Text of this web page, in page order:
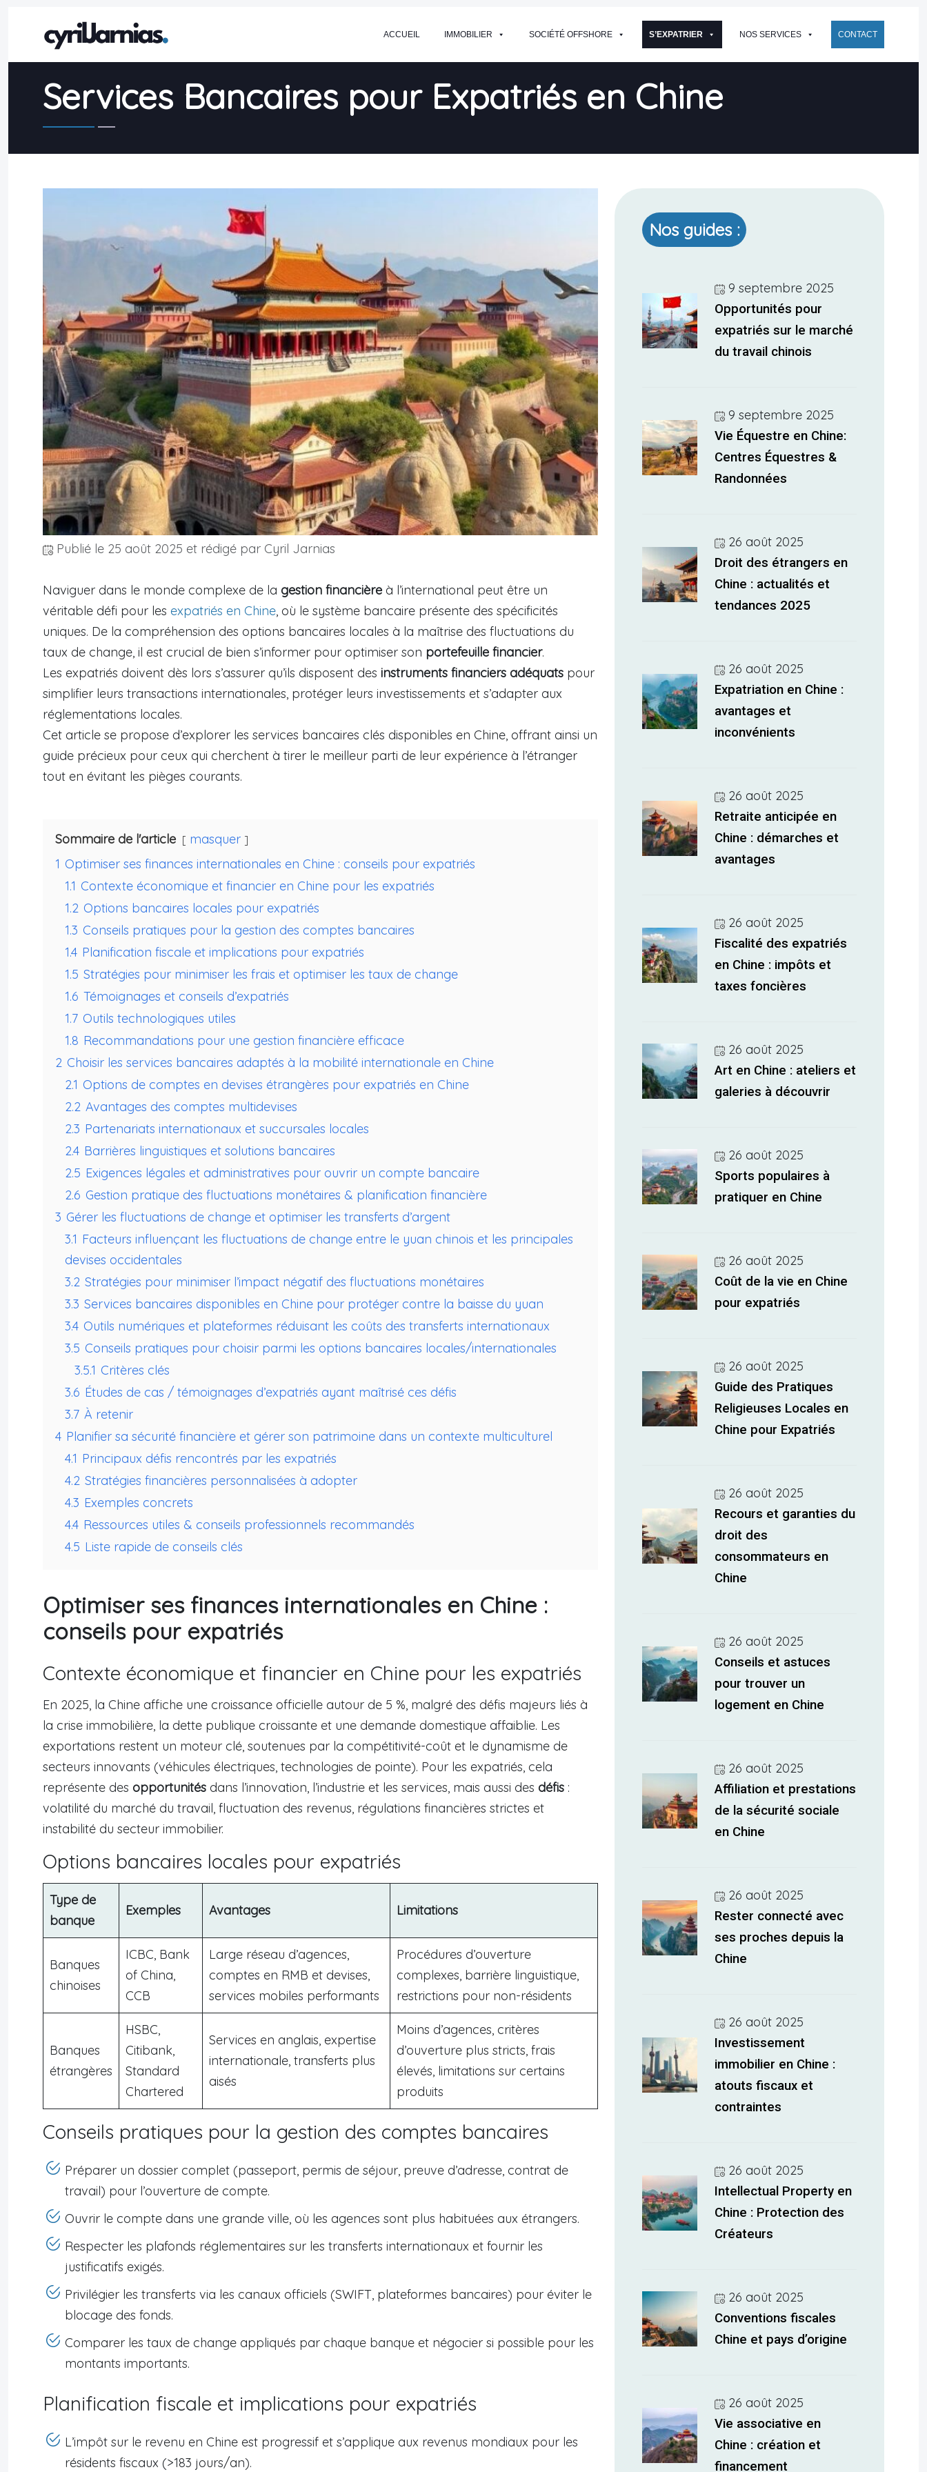
ACCUEIL IMMOBILIER SOCIÉTÉ OFFSHORE S’EXPATRIER NOS SERVICES CONTACT
Services Bancaires pour Expatriés en Chine
Publié le 25 août 2025 et rédigé par Cyril Jarnias
Naviguer dans le monde complexe de la gestion financière à l’international peut être un
véritable défi pour les expatriés en Chine, où le système bancaire présente des spécificités
uniques. De la compréhension des options bancaires locales à la maîtrise des fluctuations du
taux de change, il est crucial de bien s’informer pour optimiser son portefeuille financier.
Les expatriés doivent dès lors s’assurer qu’ils disposent des instruments financiers adéquats pour
simplifier leurs transactions internationales, protéger leurs investissements et s’adapter aux
réglementations locales.
Cet article se propose d’explorer les services bancaires clés disponibles en Chine, offrant ainsi un
guide précieux pour ceux qui cherchent à tirer le meilleur parti de leur expérience à l’étranger
tout en évitant les pièges courants.
Sommaire de l'article
masquer
1 Optimiser ses finances internationales en Chine : conseils pour expatriés
1.1 Contexte économique et financier en Chine pour les expatriés
1.2 Options bancaires locales pour expatriés
1.3 Conseils pratiques pour la gestion des comptes bancaires
1.4 Planification fiscale et implications pour expatriés
1.5 Stratégies pour minimiser les frais et optimiser les taux de change
1.6 Témoignages et conseils d’expatriés
1.7 Outils technologiques utiles
1.8 Recommandations pour une gestion financière efficace
2 Choisir les services bancaires adaptés à la mobilité internationale en Chine
2.1 Options de comptes en devises étrangères pour expatriés en Chine
2.2 Avantages des comptes multidevises
2.3 Partenariats internationaux et succursales locales
2.4 Barrières linguistiques et solutions bancaires
2.5 Exigences légales et administratives pour ouvrir un compte bancaire
2.6 Gestion pratique des fluctuations monétaires & planification financière
3 Gérer les fluctuations de change et optimiser les transferts d’argent
3.1 Facteurs influençant les fluctuations de change entre le yuan chinois et les principales
devises occidentales
3.2 Stratégies pour minimiser l’impact négatif des fluctuations monétaires
3.3 Services bancaires disponibles en Chine pour protéger contre la baisse du yuan
3.4 Outils numériques et plateformes réduisant les coûts des transferts internationaux
3.5 Conseils pratiques pour choisir parmi les options bancaires locales/internationales
3.5.1 Critères clés
3.6 Études de cas / témoignages d’expatriés ayant maîtrisé ces défis
3.7 À retenir
4 Planifier sa sécurité financière et gérer son patrimoine dans un contexte multiculturel
4.1 Principaux défis rencontrés par les expatriés
4.2 Stratégies financières personnalisées à adopter
4.3 Exemples concrets
4.4 Ressources utiles & conseils professionnels recommandés
4.5 Liste rapide de conseils clés
Optimiser ses finances internationales en Chine :
conseils pour expatriés
Contexte économique et financier en Chine pour les expatriés
En 2025, la Chine affiche une croissance officielle autour de 5 %, malgré des défis majeurs liés à
la crise immobilière, la dette publique croissante et une demande domestique affaiblie. Les
exportations restent un moteur clé, soutenues par la compétitivité-coût et le dynamisme de
secteurs innovants (véhicules électriques, technologies de pointe). Pour les expatriés, cela
représente des opportunités dans l’innovation, l’industrie et les services, mais aussi des défis :
volatilité du marché du travail, fluctuation des revenus, régulations financières strictes et
instabilité du secteur immobilier.
Options bancaires locales pour expatriés
Type de
banque
Exemples Avantages Limitations
Banques
chinoises
ICBC, Bank
of China,
CCB
Large réseau d’agences,
comptes en RMB et devises,
services mobiles performants
Procédures d’ouverture
complexes, barrière linguistique,
restrictions pour non-résidents
Banques
étrangères
HSBC,
Citibank,
Standard
Chartered
Services en anglais, expertise
internationale, transferts plus
aisés
Moins d’agences, critères
d’ouverture plus stricts, frais
élevés, limitations sur certains
produits
Conseils pratiques pour la gestion des comptes bancaires
Préparer un dossier complet (passeport, permis de séjour, preuve d’adresse, contrat de
travail) pour l’ouverture de compte.
Ouvrir le compte dans une grande ville, où les agences sont plus habituées aux étrangers.
Respecter les plafonds réglementaires sur les transferts internationaux et fournir les
justificatifs exigés.
Privilégier les transferts via les canaux officiels (SWIFT, plateformes bancaires) pour éviter le
blocage des fonds.
Comparer les taux de change appliqués par chaque banque et négocier si possible pour les
montants importants.
Planification fiscale et implications pour expatriés
L’impôt sur le revenu en Chine est progressif et s’applique aux revenus mondiaux pour les
résidents fiscaux (>183 jours/an).
Nos guides :
9 septembre 2025
Opportunités pour
expatriés sur le marché
du travail chinois
9 septembre 2025
Vie Équestre en Chine:
Centres Équestres &
Randonnées
26 août 2025
Droit des étrangers en
Chine : actualités et
tendances 2025
26 août 2025
Expatriation en Chine :
avantages et
inconvénients
26 août 2025
Retraite anticipée en
Chine : démarches et
avantages
26 août 2025
Fiscalité des expatriés
en Chine : impôts et
taxes foncières
26 août 2025
Art en Chine : ateliers et
galeries à découvrir
26 août 2025
Sports populaires à
pratiquer en Chine
26 août 2025
Coût de la vie en Chine
pour expatriés
26 août 2025
Guide des Pratiques
Religieuses Locales en
Chine pour Expatriés
26 août 2025
Recours et garanties du
droit des
consommateurs en
Chine
26 août 2025
Conseils et astuces
pour trouver un
logement en Chine
26 août 2025
Affiliation et prestations
de la sécurité sociale
en Chine
26 août 2025
Rester connecté avec
ses proches depuis la
Chine
26 août 2025
Investissement
immobilier en Chine :
atouts fiscaux et
contraintes
26 août 2025
Intellectual Property en
Chine : Protection des
Créateurs
26 août 2025
Conventions fiscales
Chine et pays d’origine
26 août 2025
Vie associative en
Chine : création et
financement